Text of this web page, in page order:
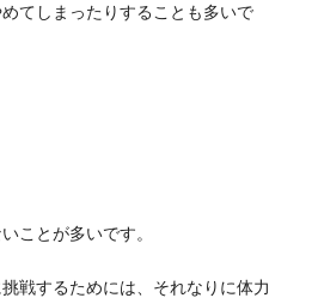
てしまったりすることも多いで
ことが多いです。
戦するためには、それなりに体力